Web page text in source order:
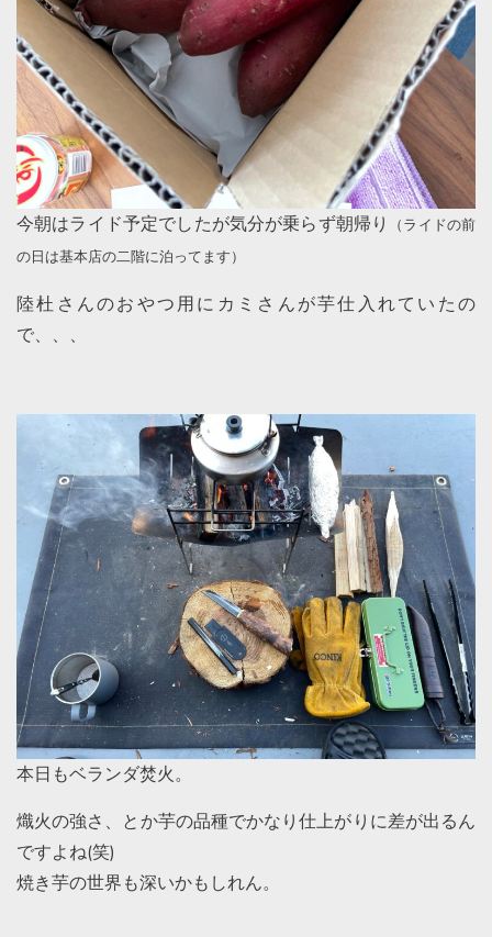
今朝はライド予定でしたが気分が乗らず朝帰り
（ライドの前
の日は基本店の二階に泊ってます）
陸杜さんのおやつ用にカミさんが芋仕入れていたの
で、、、
本日もベランダ焚火。
熾火の強さ、とか芋の品種でかなり仕上がりに差が出るん
ですよね(笑)
焼き芋の世界も深いかもしれん。